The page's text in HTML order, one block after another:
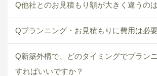
Q他社とのお見積もり額が大きく違うの
Qプランニング・お見積もりに費用は必
Q新築外構で、どのタイミングでプラン
すればいいですか？